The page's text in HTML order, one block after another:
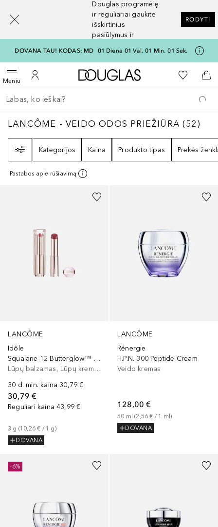
Douglas programėlę
ir reguliariai gaukite
išskirtinius
pasiūlymus ir
RODYTI
DOVANA TAU! KODAS: MD 01 Diena 01 Val. 01 Min. 01 Sek.
MeniuAtidaryti meniuĮ mano paskyrą
Į Douglas pagrindinį
Į mano
Į
Grįžk atgal
Vykdykite paiešką
LANCÔME - VEIDO ODOS PRIEŽIŪRA52
LANCÔME - VEIDO ODOS PRIEŽIŪRA (52)
Kategorijos
Kaina Produkto tipas Prekės
Pastabos apie rūšiavimą
LANCÔME
Idôle
Squalane-12 Butterglow™ Hydrating Lip Balm
Lūpų balzamas, Lūpų kremas
30 d. min. kaina 30,79 €
30,79 €
Reguliari kaina 43,99 €
3 g (10,26 € / 1 g)
DOVANA
+15
LANCÔME
Rénergie
H.P.N. 300-Peptide Cream
Veido kremas
128,00 €
50 ml (2,56 € / 1 ml)
DOVANA
-6%
[navigation.slideout.screenreader]